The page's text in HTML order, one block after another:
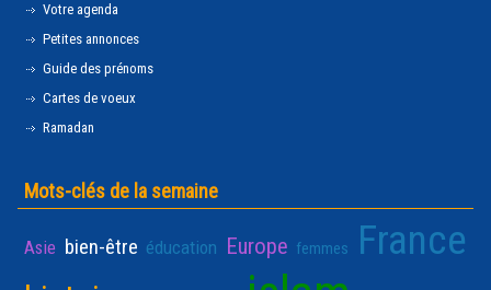
Votre agenda
Petites annonces
Guide des prénoms
Cartes de voeux
Ramadan
Mots-clés de la semaine
Asie bien-être éducation Europe femmes France